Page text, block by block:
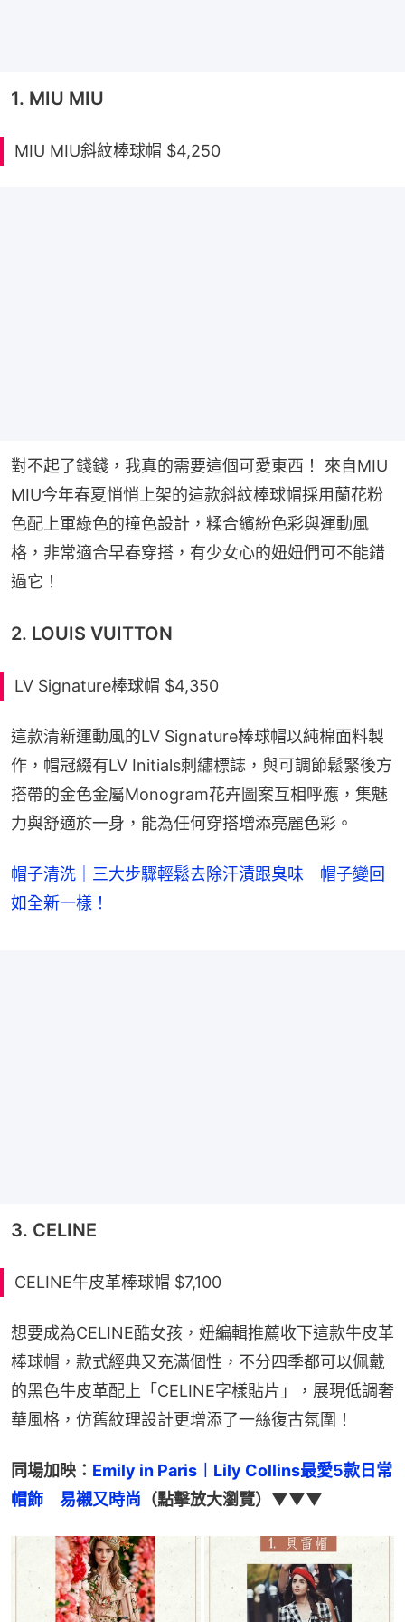
1. MIU MIU
MIU MIU斜紋棒球帽 $4,250
對不起了錢錢，我真的需要這個可愛東西！ 來自MIU
MIU今年春夏悄悄上架的這款斜紋棒球帽採用蘭花粉
色配上軍綠色的撞色設計，糅合繽紛色彩與運動風
格，非常適合早春穿搭，有少女心的妞妞們可不能錯
過它！
2. LOUIS VUITTON
LV Signature棒球帽 $4,350
這款清新運動風的LV Signature棒球帽以純棉面料製
作，帽冠綴有LV Initials刺繡標誌，與可調節鬆緊後方
搭帶的金色金屬Monogram花卉圖案互相呼應，集魅
力與舒適於一身，能為任何穿搭增添亮麗色彩。
帽子清洗｜三大步驟輕鬆去除汗漬跟臭味 帽子變回
如全新一樣！
3. CELINE
CELINE牛皮革棒球帽 $7,100
想要成為CELINE酷女孩，妞編輯推薦收下這款牛皮革
棒球帽，款式經典又充滿個性，不分四季都可以佩戴
的黑色牛皮革配上「CELINE字樣貼片」，展現低調奢
華風格，仿舊紋理設計更增添了一絲復古氛圍！
同場加映： Emily in Paris︱Lily Collins最愛5款日常
帽飾　易襯又時尚 （點擊放大瀏覽）▼▼▼